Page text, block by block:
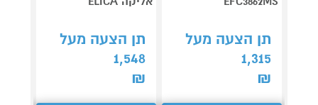
תן הצעה מעל
1,315
₪
תן הצעה מעל
1,548
₪